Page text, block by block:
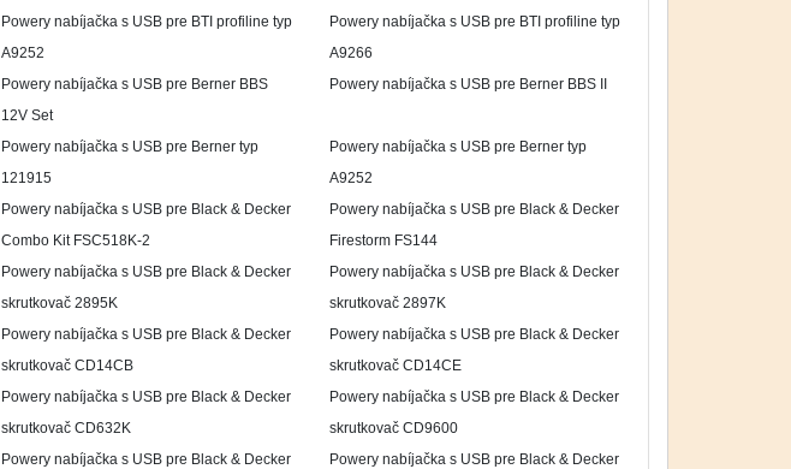
Powery nabíjačka s USB pre BTI profiline typ
A9252
Powery nabíjačka s USB pre BTI profiline typ
A9266
Powery nabíjačka s USB pre Berner BBS
12V Set
Powery nabíjačka s USB pre Berner BBS II
Powery nabíjačka s USB pre Berner typ
121915
Powery nabíjačka s USB pre Berner typ
A9252
Powery nabíjačka s USB pre Black & Decker
Combo Kit FSC518K-2
Powery nabíjačka s USB pre Black & Decker
Firestorm FS144
Powery nabíjačka s USB pre Black & Decker
skrutkovač 2895K
Powery nabíjačka s USB pre Black & Decker
skrutkovač 2897K
Powery nabíjačka s USB pre Black & Decker
skrutkovač CD14CB
Powery nabíjačka s USB pre Black & Decker
skrutkovač CD14CE
Powery nabíjačka s USB pre Black & Decker
skrutkovač CD632K
Powery nabíjačka s USB pre Black & Decker
skrutkovač CD9600
Powery nabíjačka s USB pre Black & Decker
Powery nabíjačka s USB pre Black & Decker